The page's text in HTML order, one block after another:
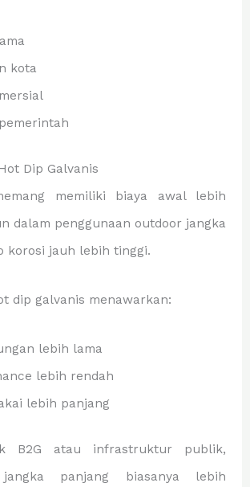
kota
Dip Galvanis
memiliki biaya awal lebih
dalam penggunaan outdoor jangka
korosi jauh lebih tinggi.
dip galvanis menawarkan:
lebih lama
lebih rendah
lebih panjang
B2G atau infrastruktur publik,
jangka panjang biasanya lebih